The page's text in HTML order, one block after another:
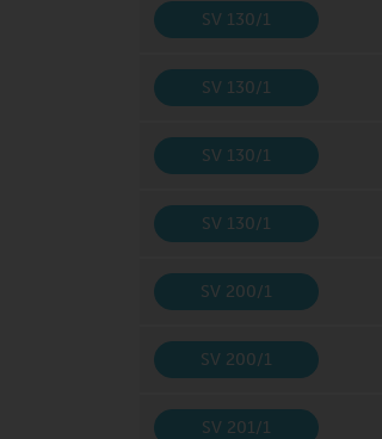
SV 130/1
SV 130/1
SV 130/1
SV 130/1
SV 200/1
SV 200/1
SV 201/1